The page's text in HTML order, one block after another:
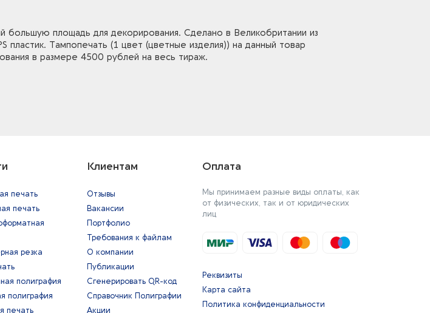
большую площадь для декорирования. Сделано в Великобритании из
Тампопечать (1 цвет (цветные изделия)) на данный товар
в размере 4500 рублей на весь тираж.
печать
печать
резка
полиграфия
полиграфия
печать
Клиентам
Отзывы
Вакансии
Портфолио
Требования к файлам
О компании
Публикации
Сгенерировать QR-код
Справочник Полиграфии
Акции
Оплата
Мы принимаем разные виды оплаты, как
от физических, так и от юридических
лиц
Реквизиты
Карта сайта
Политика конфиденциальности